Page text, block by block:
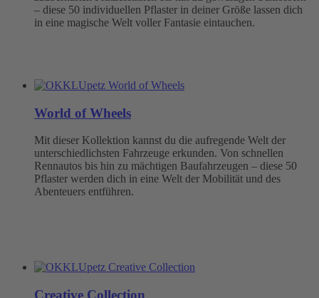
– diese 50 individuellen Pflaster in deiner Größe lassen dich
in eine magische Welt voller Fantasie eintauchen.
World of Wheels
Mit dieser Kollektion kannst du die aufregende Welt der
unterschiedlichsten Fahrzeuge erkunden. Von schnellen
Rennautos bis hin zu mächtigen Baufahrzeugen – diese 50
Pflaster werden dich in eine Welt der Mobilität und des
Abenteuers entführen.
Creative Collection